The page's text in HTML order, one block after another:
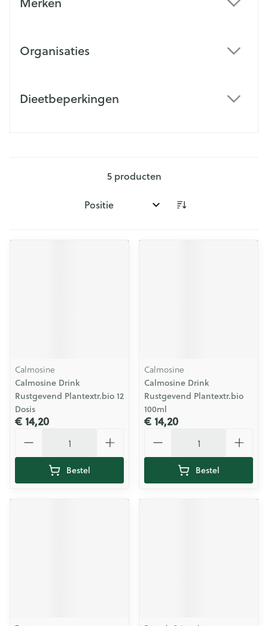
Organisaties
Dieetbeperkingen
5producten
Sorteer op:
Calmosine
Calmosine Drink
Rustgevend Plantextr.bio 12
Dosis
€ 14,20
Bestel
Calmosine
Calmosine Drink
Rustgevend Plantextr.bio
100ml
€ 14,20
Bestel